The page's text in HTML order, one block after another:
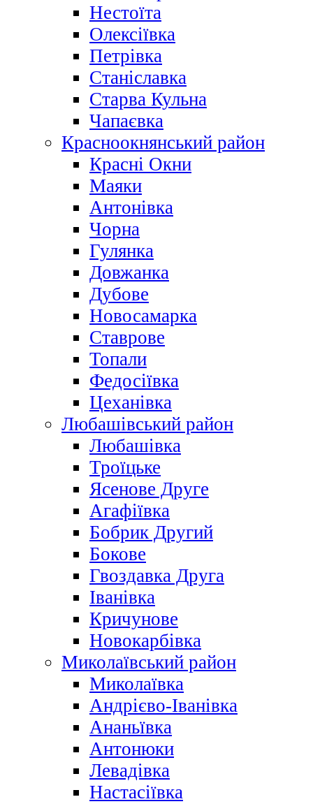
Нестоїта
Олексіївка
Петрівка
Станіславка
Старва Кульна
Чапаєвка
Красноокнянський район
Красні Окни
Маяки
Антонівка
Чорна
Гулянка
Довжанка
Дубове
Новосамарка
Ставрове
Топали
Федосіївка
Цеханівка
Любашівський район
Любашівка
Троїцьке
Ясенове Друге
Агафіївка
Бобрик Другий
Бокове
Гвоздавка Друга
Іванівка
Кричунове
Новокарбівка
Миколаївський район
Миколаївка
Андрієво-Іванівка
Ананьївка
Антонюки
Левадівка
Настасіївка